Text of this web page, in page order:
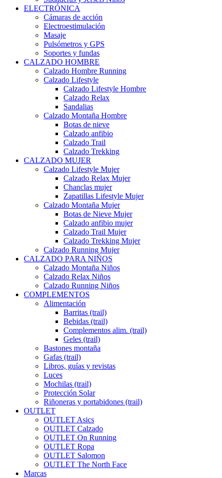
ELECTRÓNICA
Cámaras de acción
Electroestimulación
Masaje
Pulsómetros y GPS
Soportes y fundas
CALZADO HOMBRE
Calzado Hombre Running
Calzado Lifestyle
Calzado Lifestyle Hombre
Calzado Relax
Sandalias
Calzado Montaña Hombre
Botas de nieve
Calzado anfibio
Calzado Trail
Calzado Trekking
CALZADO MUJER
Calzado Lifestyle Mujer
Calzado Relax Mujer
Chanclas mujer
Zapatillas Lifestyle Mujer
Calzado Montaña Mujer
Botas de Nieve Mujer
Calzado anfibio mujer
Calzado Trail Mujer
Calzado Trekking Mujer
Calzado Running Mujer
CALZADO PARA NIÑOS
Calzado Montaña Niños
Calzado Relax Niños
Calzado Running Niños
COMPLEMENTOS
Alimentación
Barritas (trail)
Bebidas (trail)
Complementos alim. (trail)
Geles (trail)
Bastones montaña
Gafas (trail)
Libros, guías y revistas
Luces
Mochilas (trail)
Protección Solar
Riñoneras y portabidones (trail)
OUTLET
OUTLET Asics
OUTLET Calzado
OUTLET On Running
OUTLET Ropa
OUTLET Salomon
OUTLET The North Face
Marcas